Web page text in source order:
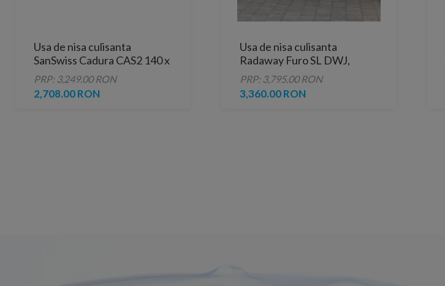
Usa de nisa culisanta
SanSwiss Cadura CAS2 140 x
H200 cm profil negru mat
PRP: 3,249.00 RON
2,708.00 RON
Usa de nisa culisanta
Radaway Furo SL DWJ,
90x200 cm, crom
PRP: 3,795.00 RON
3,360.00 RON